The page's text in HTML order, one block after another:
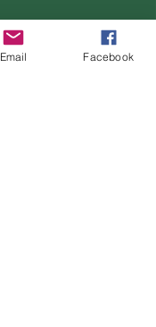
Email Facebook